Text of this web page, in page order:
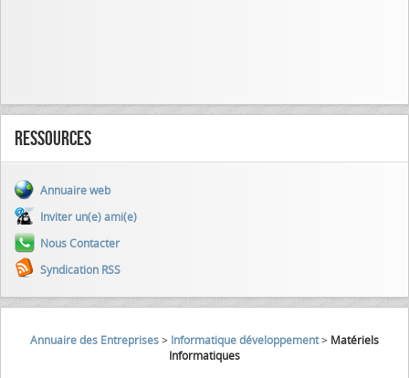
Ressources
Annuaire web
Inviter un(e) ami(e)
Nous Contacter
Syndication RSS
Annuaire des Entreprises> Informatique développement> Matériels
Informatiques